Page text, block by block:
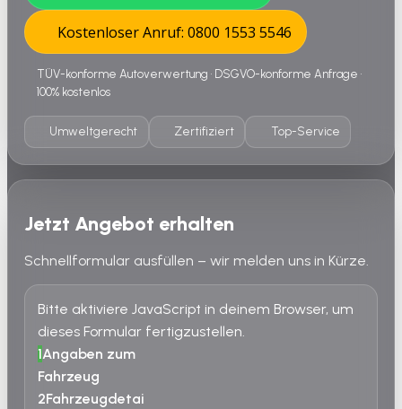
Kostenloser Anruf: 0800 1553 5546
TÜV-konforme Autoverwertung • DSGVO-konforme Anfrage •
100% kostenlos
Umweltgerecht Zertifiziert Top-Service
Jetzt Angebot erhalten
Schnellformular ausfüllen – wir melden uns in Kürze.
Bitte aktiviere JavaScript in deinem Browser, um
dieses Formular fertigzustellen.
1Angaben zum
Fahrzeug
2Fahrzeugdetai